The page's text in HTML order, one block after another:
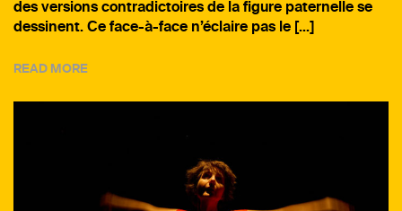
des versions contradictoires de la figure paternelle se
dessinent. Ce face-à-face n’éclaire pas le […]
READ MORE